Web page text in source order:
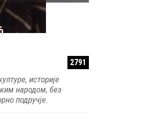
народом, без
подручје.